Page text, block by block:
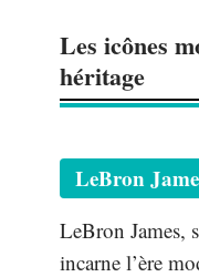
Les icônes
héritage
LeBron
LeBron James,
incarne l’ère